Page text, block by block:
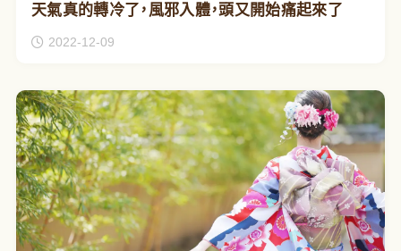
天氣真的轉冷了，風邪入體，頭又開始痛起來了
2022-12-09